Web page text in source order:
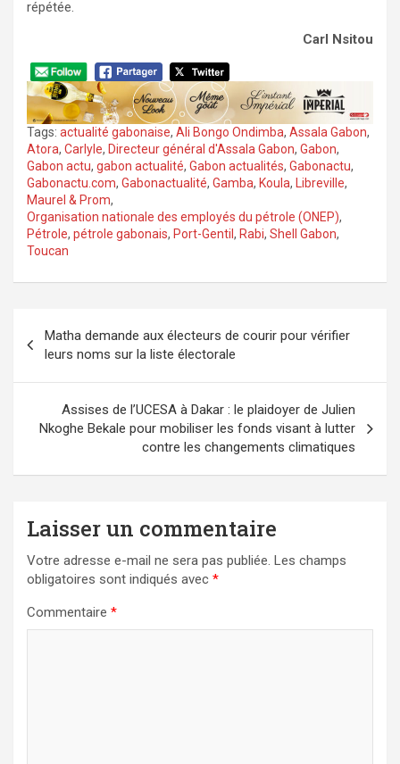
répétée.
Carl Nsitou
Tags: actualité gabonaise, Ali Bongo Ondimba, Assala Gabon,
Atora, Carlyle, Directeur général d'Assala Gabon, Gabon,
Gabon actu, gabon actualité, Gabon actualités, Gabonactu,
Gabonactu.com, Gabonactualité, Gamba, Koula, Libreville,
Maurel & Prom,
Organisation nationale des employés du pétrole (ONEP),
Pétrole, pétrole gabonais, Port-Gentil , Rabi, Shell Gabon,
Toucan
de
l’article
Matha demande aux électeurs de courir pour vérifier
leurs noms sur la liste électorale
Assises de l’UCESA à Dakar : le plaidoyer de Julien
Nkoghe Bekale pour mobiliser les fonds visant à lutter
contre les changements climatiques
Laisser un commentaire
Votre adresse e-mail ne sera pas publiée. Les champs
obligatoires sont indiqués avec *
Commentaire *